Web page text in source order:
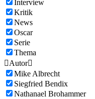
Interview
Kritik
News
Oscar
Serie
Thema
Autor
Mike Albrecht
Siegfried Bendix
Nathanael Brohammer